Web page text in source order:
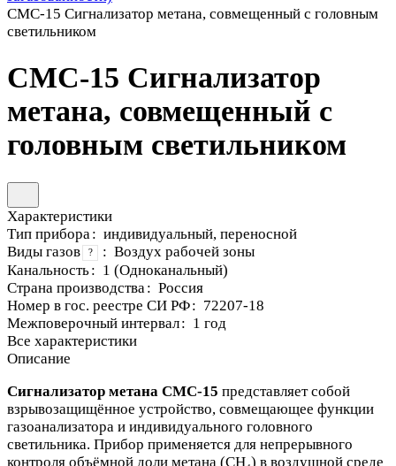
СМС-15 Сигнализатор метана, совмещенный с головным
светильником
СМС-15 Сигнализатор
метана, совмещенный с
головным светильником
Характеристики
Тип прибора : индивидуальный, переносной
Виды газов
? : Воздух рабочей зоны
Канальность: 1 (Одноканальный)
Страна производства : Россия
Номер в гос. реестре СИ РФ: 72207-18
Межповерочный интервал: 1 год
Все характеристики
Описание
Сигнализатор метана СМС-15 представляет собой
взрывозащищённое устройство, совмещающее функции
газоанализатора и индивидуального головного
светильника. Прибор применяется для непрерывного
контроля объёмной доли метана (CH₄) в воздушной среде